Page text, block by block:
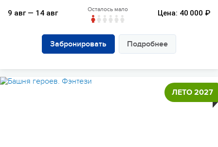
9 авг — 14 авг Осталось мало Цена: 40 000 ₽
Забронировать Подробнее
ЛЕТО 2027